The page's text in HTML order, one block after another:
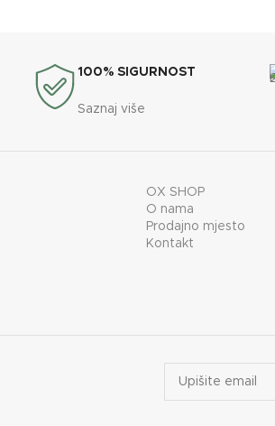
100% SIGURNOST
Saznaj više
OX SHOP
O nama
Prodajno mjesto
Kontakt